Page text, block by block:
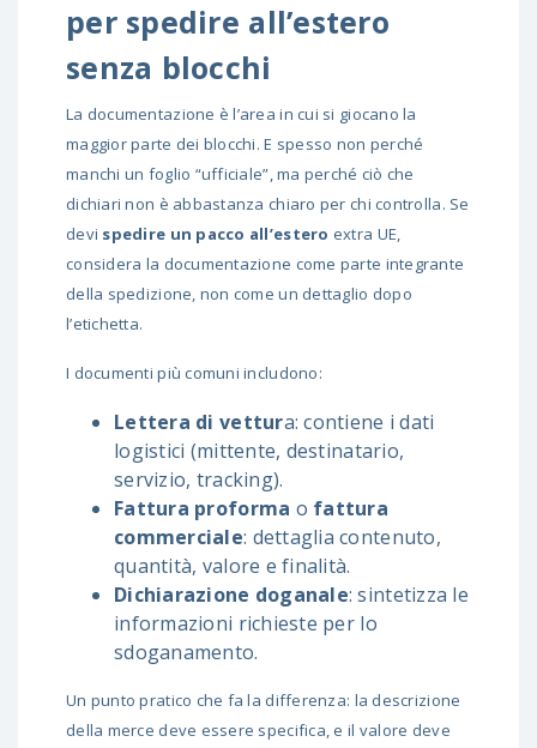
per spedire all’estero
senza blocchi
La documentazione è l’area in cui si giocano la
maggior parte dei blocchi. E spesso non perché
manchi un foglio “ufficiale”, ma perché ciò che
dichiari non è abbastanza chiaro per chi controlla. Se
devi spedire un pacco all’estero extra UE,
considera la documentazione come parte integrante
della spedizione, non come un dettaglio dopo
l’etichetta.
I documenti più comuni includono:
Lettera di vettura: contiene i dati
logistici (mittente, destinatario,
servizio, tracking).
Fattura proforma o fattura
commerciale: dettaglia contenuto,
quantità, valore e finalità.
Dichiarazione doganale: sintetizza le
informazioni richieste per lo
sdoganamento.
Un punto pratico che fa la differenza: la descrizione
della merce deve essere specifica, e il valore deve